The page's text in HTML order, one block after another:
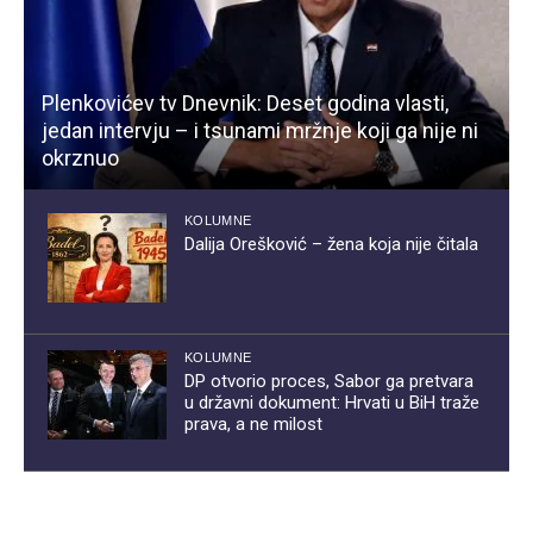
Plenkovićev tv Dnevnik: Deset godina vlasti,
jedan intervju – i tsunami mržnje koji ga nije ni
okrznuo
KOLUMNE
Dalija Orešković – žena koja nije čitala
KOLUMNE
DP otvorio proces, Sabor ga pretvara
u državni dokument: Hrvati u BiH traže
prava, a ne milost